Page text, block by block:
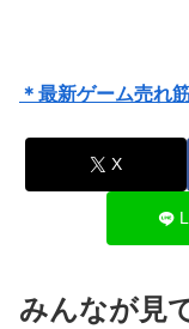
＊最新ゲーム売れ
X
みんなが見